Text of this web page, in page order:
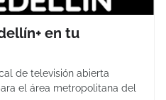
en tu
de televisión abierta
el área metropolitana del